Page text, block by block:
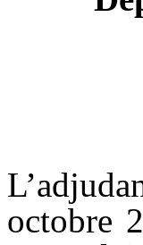
octobre